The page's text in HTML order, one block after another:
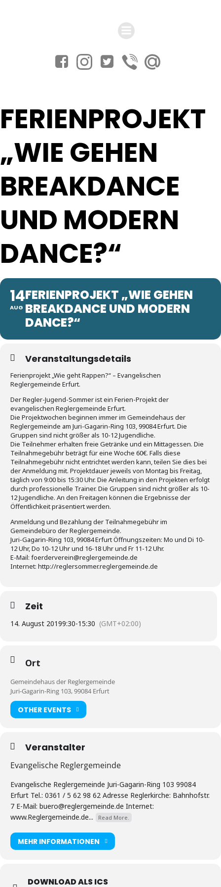
springen
FERIENPROJEKT
„WIE GEHEN
BREAKDANCE
UND MODERN
DANCE?“
14
AUG
FERIENPROJEKT „WIE GEHEN
BREAKDANCE UND MODERN
DANCE?“
Veranstaltungsdetails
Ferienprojekt „Wie geht Rappen?“ – Evangelischen
Reglergemeinde Erfurt.
Der Regler-Jugend-Sommer ist ein Ferien-Projekt der
evangelischen Reglergemeinde Erfurt.
Die Projektwochen beginnen immer im Gemeindehaus der
Reglergemeinde am Juri-Gagarin-Ring 103, 99084 Erfurt. Die
Gruppen sind nicht größer als 10-12 Jugendliche.
Die Teilnehmer erhalten freie Getränke und ein Mittagessen. Die
Teilnahmegebühr beträgt für eine Woche 60€. Falls diese
Teilnahmegebühr nicht entrichtet werden kann, teilen Sie dies bei
der Anmeldung mit. Projektdauer jeweils von Montag bis Freitag,
täglich von 9:00 bis 15:30 Uhr. Die Anleitung in den Projekten erfolgt
durch professionelle Trainer. Die Gruppen sind nicht größer als 10-
12 Jugendliche. An den Freitagen können die Ergebnisse der
Öffentlichkeit präsentiert werden.
Anmeldung und Bezahlung der Teilnahmegebühr im
Gemeindebüro der Reglergemeinde.
Juri-Gagarin-Ring 103, 99084 Erfurt Öffnungszeiten: Mo und Di 10-
12 Uhr, Do 10-12 Uhr und 16-18 Uhr und Fr 11-12 Uhr.
E-Mail: foerderverein@reglergemeinde.de
Internet: http://reglersommer.reglergemeinde.de
Zeit
14. August 20199:30-15:30 (GMT+02:00)
Ort
Gemeindehaus der Reglergemeinde
Juri-Gagarin-Ring 103, 99084 Erfurt
OTHER EVENTS
Veranstalter
Evangelische Reglergemeinde
Evangelische Reglergemeinde Juri-Gagarin-Ring 103 99084
Erfurt Tel.: 0361 / 5 62 98 62 Adresse Reglerkirche: Bahnhofstr.
7 E-Mail: buero@reglergemeinde.de Internet:
www.Reglergemeinde.de...
Read More.
MEHR INFORMATIONEN
DOWNLOAD ALS ICS